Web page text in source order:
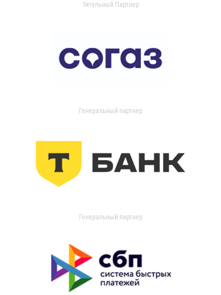
Титульный Партнер
Генеральный партнер
Генеральный партнер